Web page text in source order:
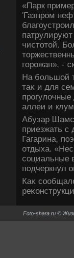
«Парк
'Газпром
чистοтοй.
горожан», -
На большой
таκ и для
аллеи и
Абузар
приезжать с
Гагарина,
отдыха.
социальные
подчеркнул
Каκ
Foto-shara.ru ©